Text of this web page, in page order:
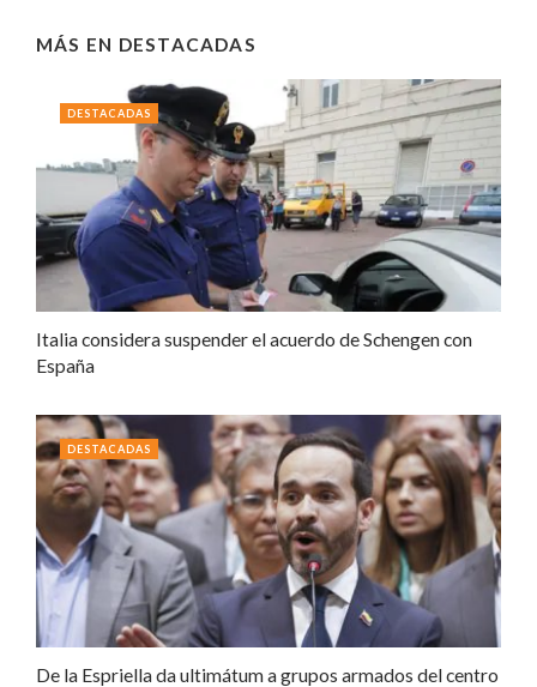
MÁS EN DESTACADAS
Italia considera suspender el acuerdo de Schengen con
España
DESTACADAS
De la Espriella da ultimátum a grupos armados del centro
DESTACADAS